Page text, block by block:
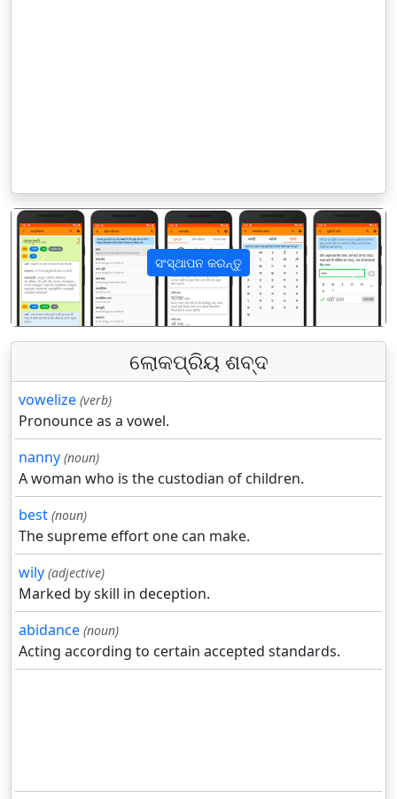
ସଂସ୍ଥାପନ କରନ୍ତୁ
पिछला अगला
ଲୋକପ୍ରିୟ ଶବ୍ଦ
vowelize (verb)
Pronounce as a vowel.
nanny (noun)
A woman who is the custodian of children.
best (noun)
The supreme effort one can make.
wily (adjective)
Marked by skill in deception.
abidance (noun)
Acting according to certain accepted standards.